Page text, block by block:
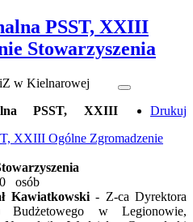
PSST, XXIII
Stowarzyszenia
Drukuj
w Kielnarowej
PSST, XXIII
osób
Kawiatkowski- Z-ca Dyrektora
Budżetowego w Legionowie,